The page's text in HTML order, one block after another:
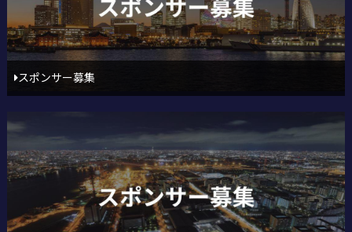
スポンサー募集